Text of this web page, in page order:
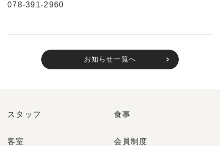
078-391-2960
お知らせ一覧へ
スタッフ 食事
客室 会員制度